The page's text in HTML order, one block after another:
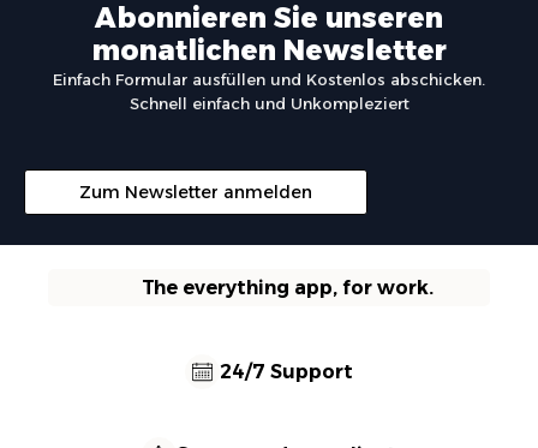
Abonnieren Sie unseren
monatlichen Newsletter
Einfach Formular ausfüllen und Kostenlos abschicken.
Schnell einfach und Unkompleziert
Zum Newsletter anmelden
The everything app, for work.
24/7 Support